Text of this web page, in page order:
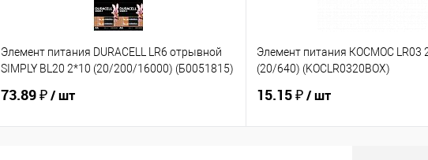
Элемент питания DURACELL LR6 отрывной
SIMPLY BL20 2*10 (20/200/16000) (Б0051815)
73.89 ₽/ шт
Элемент питания КОСМОС LR03
(20/640) (KOCLR0320BOX)
15.15 ₽/ шт